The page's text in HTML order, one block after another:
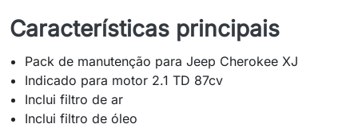
Características principais
Pack de manutenção para Jeep Cherokee XJ
Indicado para motor 2.1 TD 87cv
Inclui filtro de ar
Inclui filtro de óleo